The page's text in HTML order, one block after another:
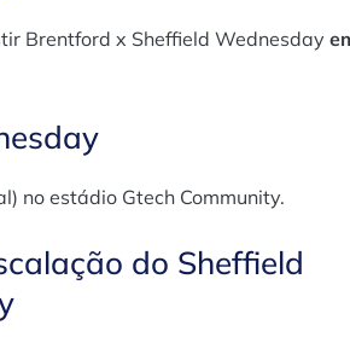
Brentford x Sheffield Wednesday
no estádio Gtech Community.
do Sheffield